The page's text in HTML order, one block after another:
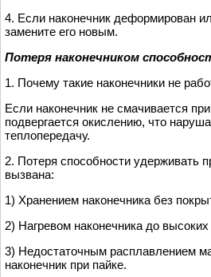
4. Если наконечник деформирован
замените его новым.
Потеря наконечником
1. Почему такие наконечники не
Если наконечник не смачивается
подвергается окислению, что
теплопередачу.
2. Потеря способности удерживать
вызвана:
1) Хранением наконечника без
2) Нагревом наконечника до
3) Недостаточным расплавлением
наконечник при пайке.